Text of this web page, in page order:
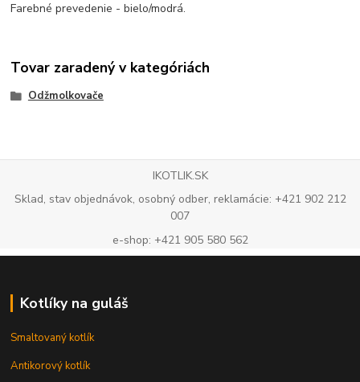
Farebné prevedenie - bielo/modrá.
Tovar zaradený v kategóriách
Odžmolkovače
IKOTLIK.SK
Sklad, stav objednávok, osobný odber, reklamácie: +421 902 212
007
e-shop: +421 905 580 562
Kotlíky na guláš
Smaltovaný kotlík
Antikorový kotlík